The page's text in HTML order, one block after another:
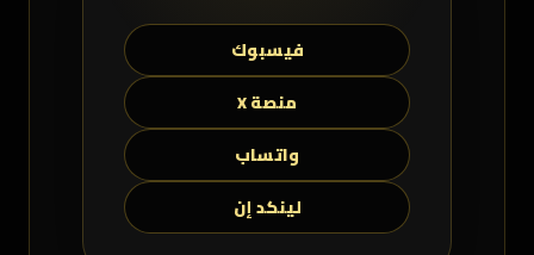
فيسبوك
منصة X
واتساب
لينكد إن